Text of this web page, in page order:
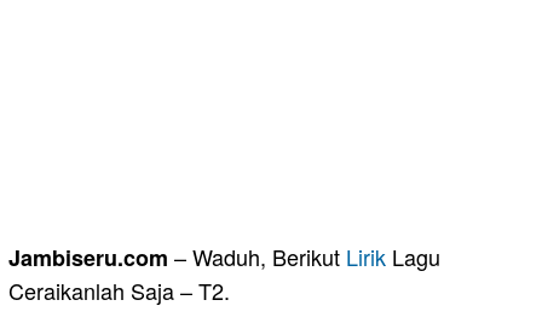
Jambiseru.com – Waduh, Berikut Lirik Lagu
Ceraikanlah Saja – T2.